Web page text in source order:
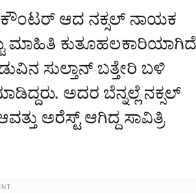
ಆದ ನಕ್ಸಲ್‌ ನಾಯಕ
ಮಾಹಿತಿ
ಸುಲ್ತಾನ್‌ ಬತ್ತೇರಿ ಬಳಿ
ಅದರ ಬೆನ್ನಲ್ಲೆ ನಕ್ಸಲ್‌
ಅರೆಸ್ಟ್‌ ಆಗಿದ್ದ ಸಾವಿತ್ರಿ